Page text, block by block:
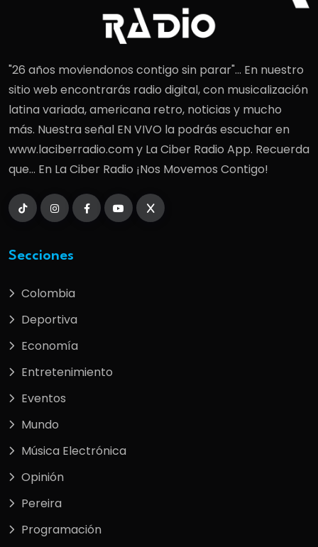
"26 años moviendonos contigo sin parar"... En nuestro
sitio web encontrarás radio digital, con musicalización
latina variada, americana retro, noticias y mucho
más. Nuestra señal EN VIVO la podrás escuchar en
www.laciberradio.com y La Ciber Radio App. Recuerda
que... En La Ciber Radio ¡Nos Movemos Contigo!
Secciones
Colombia
Deportiva
Economía
Entretenimiento
Eventos
Mundo
Música Electrónica
Opinión
Pereira
Programación